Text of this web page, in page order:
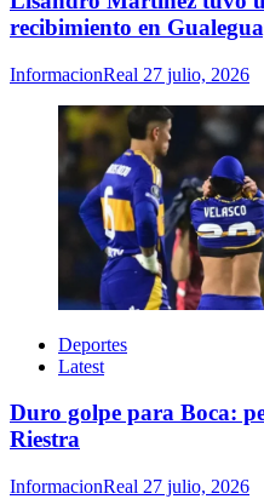
recibimiento en
InformacionReal 27 julio, 2026
Deportes
Latest
Duro golpe para Boca:
Riestra
InformacionReal 27 julio, 2026